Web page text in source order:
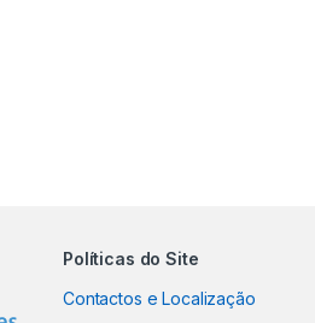
Políticas do Site
Contactos e Localização